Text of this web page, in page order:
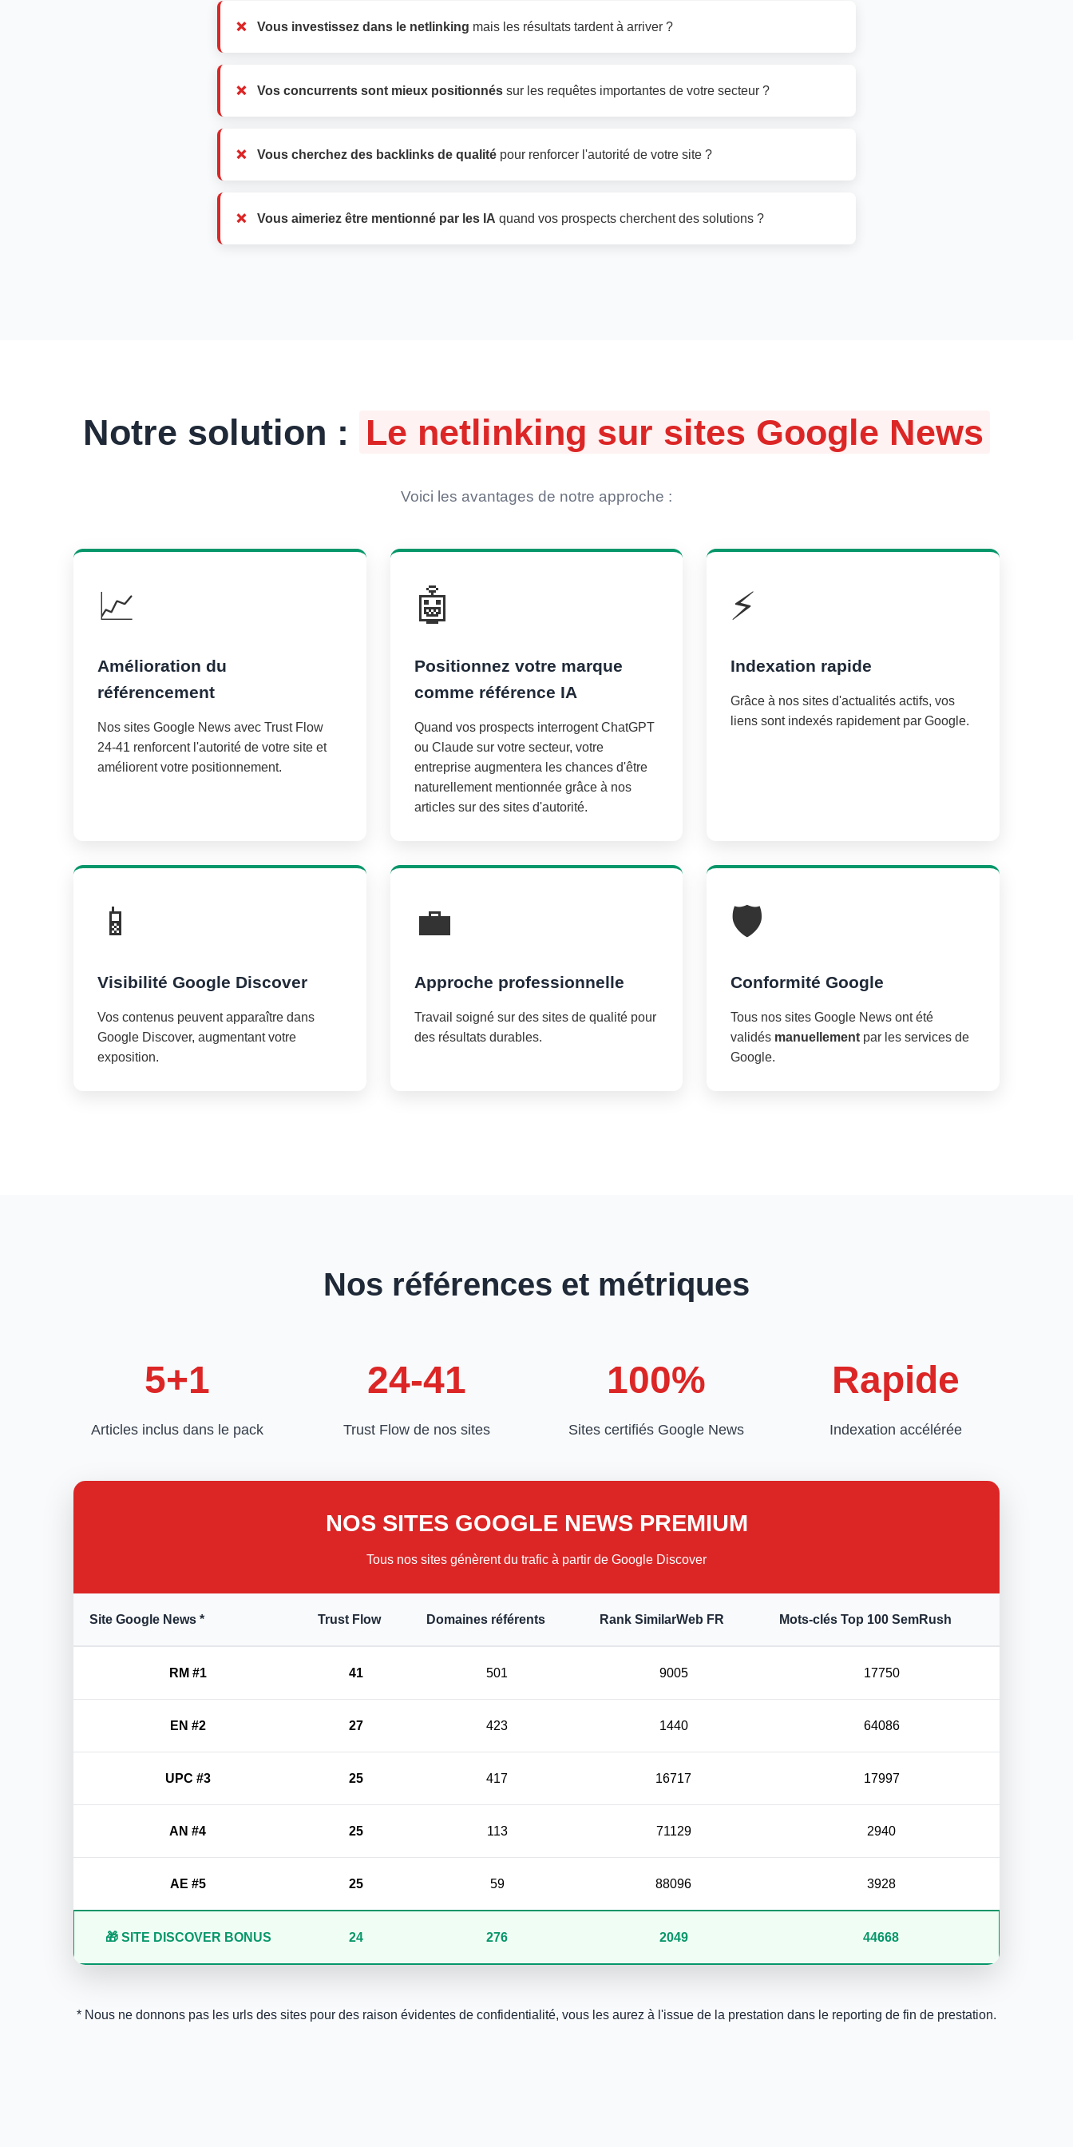
Vous investissez dans le netlinking mais les résultats tardent à arriver ?
Vos concurrents sont mieux positionnés sur les requêtes importantes de votre secteur ?
Vous cherchez des backlinks de qualité pour renforcer l'autorité de votre site ?
Vous aimeriez être mentionné par les IA quand vos prospects cherchent des solutions ?
Notre solution : Le netlinking sur sites Google News
Voici les avantages de notre approche :
📈
Amélioration du
référencement
Nos sites Google News avec Trust Flow
24-41 renforcent l'autorité de votre site et
améliorent votre positionnement.
🤖
Positionnez votre marque
comme référence IA
Quand vos prospects interrogent ChatGPT
ou Claude sur votre secteur, votre
entreprise augmentera les chances d'être
naturellement mentionnée grâce à nos
articles sur des sites d'autorité.
⚡
Indexation rapide
Grâce à nos sites d'actualités actifs, vos
liens sont indexés rapidement par Google.
📱
Visibilité Google Discover
Vos contenus peuvent apparaître dans
Google Discover, augmentant votre
exposition.
💼
Approche professionnelle
Travail soigné sur des sites de qualité pour
des résultats durables.
🛡️
Conformité Google
Tous nos sites Google News ont été
validés manuellement par les services de
Google.
Nos références et métriques
5+1
Articles inclus dans le pack
24-41
Trust Flow de nos sites
100%
Sites certifiés Google News
Rapide
Indexation accélérée
NOS SITES GOOGLE NEWS PREMIUM
Tous nos sites génèrent du trafic à partir de Google Discover
Site Google News * Trust Flow Domaines référents Rank SimilarWeb FR Mots-clés Top 100 SemRush
RM #1 41 501 9005 17750
EN #2 27 423 1440 64086
UPC #3 25 417 16717 17997
AN #4 25 113 71129 2940
AE #5 25 59 88096 3928
🎁 SITE DISCOVER BONUS 24 276 2049 44668
* Nous ne donnons pas les urls des sites pour des raison évidentes de confidentialité, vous les aurez à l'issue de la prestation dans le reporting de fin de prestation.